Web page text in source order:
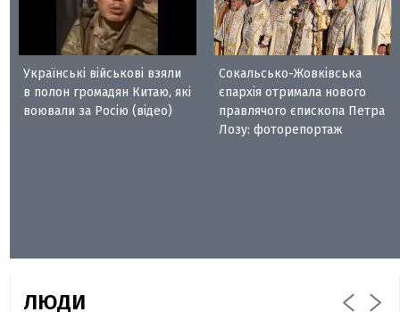
Українські військові взяли
в полон громадян Китаю, які
воювали за Росію (відео)
Сокальсько-Жовківська
єпархія отримала нового
правлячого єпископа Петра
Лозу: фоторепортаж
ЛЮДИ